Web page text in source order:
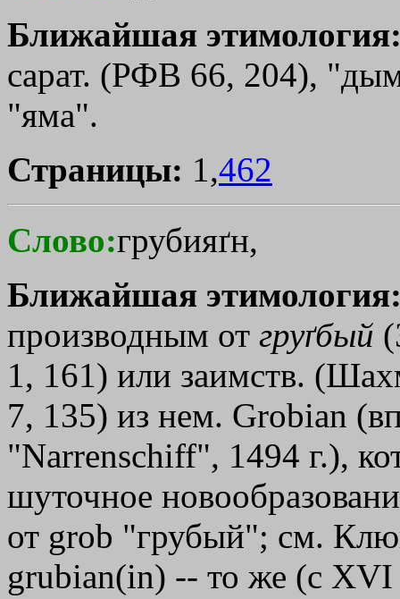
Ближайшая
сарат. (РФВ 66, 204),
"яма".
Страницы: 1,462
Слово:грубияґн,
Ближайшая
производным от груґбый
1, 161) или заимств.
7, 135) из нем. Grobian
"Narrenschiff", 1494 г.),
шуточное
от grob "грубый"; см.
grubian(in) -- то же (с XVI